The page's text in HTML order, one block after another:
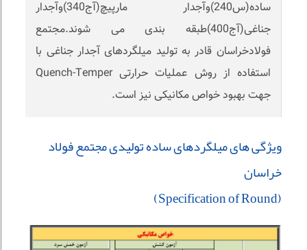
ساده(س240)وآجدار مارپیچ(آج340)وآجدار
جناغی(آج400)طبقه بندی می شوند.مجتمع
فولادخراسان قادر به تولید میلگردهای آجدار جناغی با
استفاده از روش عملیات حرارتی Quench-Temper
جهت بهبود خواص مکانیکی نیز است.
ویژگی های میلگردهای ساده تولیدی مجتمع فولاد
خراسان
(Specification of Round)